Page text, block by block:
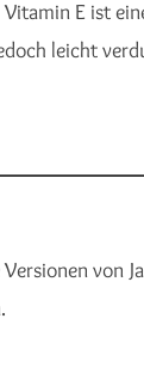
E ist
leicht
von